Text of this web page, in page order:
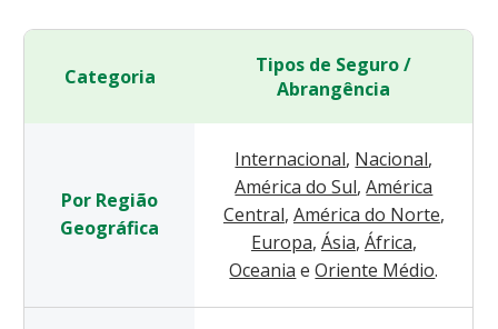
Categoria
Tipos de Seguro /
Abrangência
Por Região
Geográfica
Internacional, Nacional,
América do Sul, América
Central, América do Norte,
Europa, Ásia, África,
Oceania e Oriente Médio.